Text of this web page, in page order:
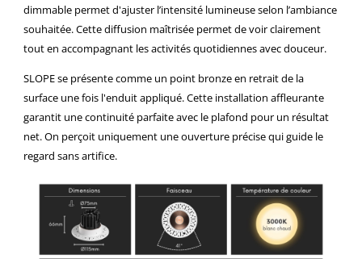
dimmable permet d'ajuster l’intensité lumineuse selon l’ambiance
souhaitée. Cette diffusion maîtrisée permet de voir clairement
tout en accompagnant les activités quotidiennes avec douceur.
SLOPE se présente comme un point bronze en retrait de la
surface une fois l'enduit appliqué. Cette installation affleurante
garantit une continuité parfaite avec le plafond pour un résultat
net. On perçoit uniquement une ouverture précise qui guide le
regard sans artifice.